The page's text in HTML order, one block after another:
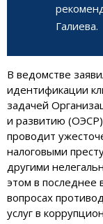
Галиева.
В ведомстве
идентификации
задачей
и развитию
проводит
налоговыми
другими
этом в последнее
вопросах
услуг в